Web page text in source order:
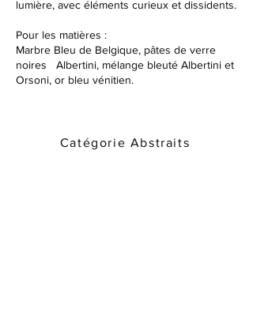
lumière, avec éléments curieux et dissidents.
Pour les matières :
Marbre Bleu de Belgique, pâtes de verre
noires Albertini, mélange bleuté Albertini et
Orsoni, or bleu vénitien.
Catégorie Abstraits